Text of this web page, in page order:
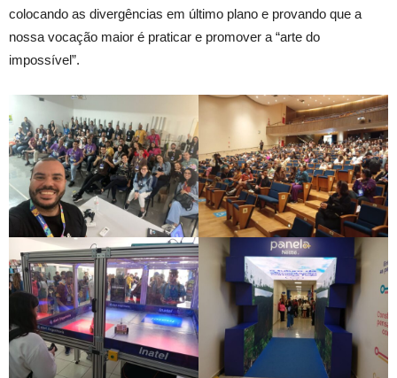
colocando as divergências em último plano e provando que a
nossa vocação maior é praticar e promover a “arte do
impossível”.